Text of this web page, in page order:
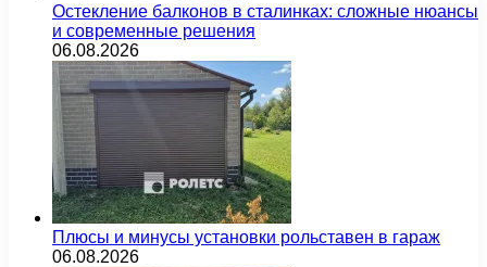
Остекление балконов в сталинках: сложные нюансы
и современные решения
06.08.2026
Плюсы и минусы установки рольставен в гараж
06.08.2026